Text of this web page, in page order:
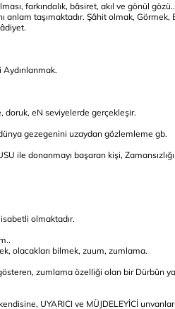
farkındalık, bâsiret, akıl ve gönül gözü..
anlam taşımaktadır. Şâhit olmak, Görmek,
doruk, eN seviyelerde gerçekleşir.
gezegenini uzaydan gözlemleme gb.
ile donanmayı başaran kişi, Zamansızlığı
olmaktadır.
olacakları bilmek, zuum, zumlama.
zumlama özelliği olan bir Dürbün
UYARICI ve MÜJDELEYİCİ